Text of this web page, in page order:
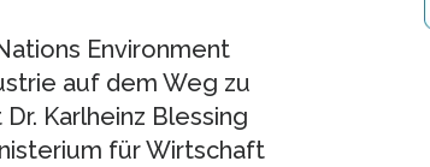
Environment
auf dem Weg zu
Karlheinz Blessing
für Wirtschaft